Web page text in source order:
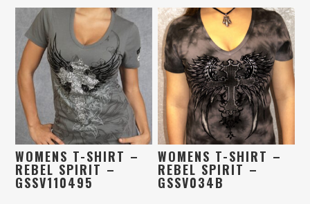
WOMENS T-SHIRT –
REBEL SPIRIT –
GSSV110495
WOMENS T-SHIRT –
REBEL SPIRIT –
GSSV034B